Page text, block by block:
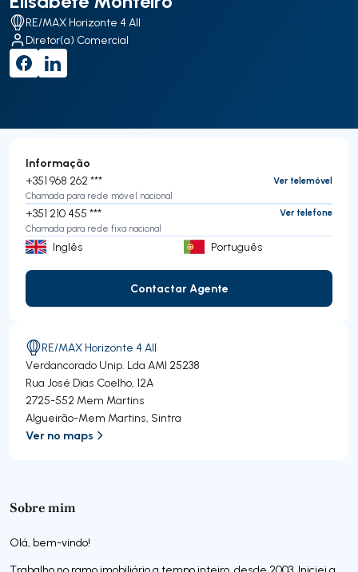
RE/MAX Horizonte 4 All
Diretor(a) Comercial
Sobre mim
Olá, bem-vindo!
Informação
+351 968 262 ***
Ver telemóvel
Chamada para rede móvel nacional
+351 210 455 ***
Ver telefone
Chamada para rede fixa nacional
Inglês Português
Contactar Agente
Contactar Agente
RE/MAX Horizonte 4 All
Verdancorado Unip. Lda AMI 25238
Rua José Dias Coelho, 12A
2725-552 Mem Martins
Algueirão-Mem Martins, Sintra
Ver no maps